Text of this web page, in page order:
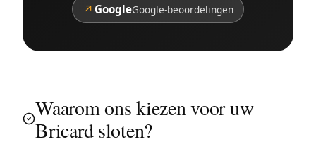
↗ GoogleGoogle-beoordelingen
Waarom ons kiezen voor uw
Bricard sloten?